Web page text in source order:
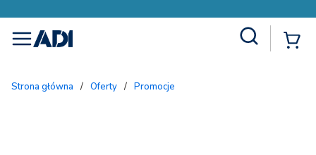
menu
Strona główna / Oferty / Promocje